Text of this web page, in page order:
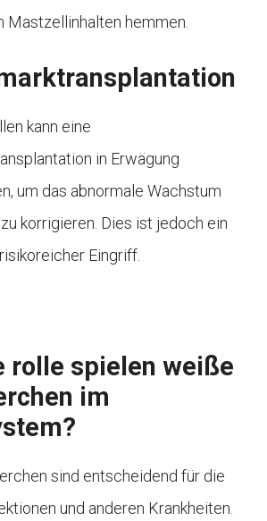
Mastzellinhalten hemmen.
kann eine
in Erwägung
um das abnormale Wachstum
korrigieren. Dies ist jedoch ein
Eingriff.
rolle spielen weiße
im
sind entscheidend für die
und anderen Krankheiten.